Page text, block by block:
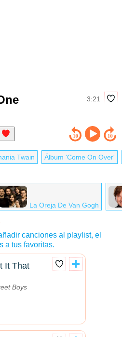
3:21
Twain Álbum 'Come On Over'
La Oreja De Van Gogh
canciones al playlist, el
a tus favoritas.
It That
Boys